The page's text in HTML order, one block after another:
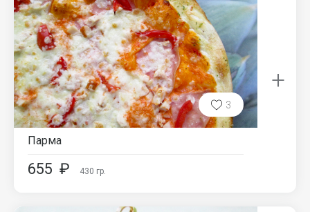
3
Парма
655 ₽ 430 гр.
+